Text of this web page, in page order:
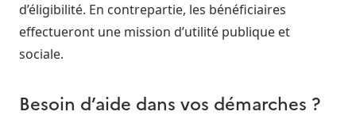
d’éligibilité. En contrepartie, les bénéficiaires
effectueront une mission d’utilité publique et
sociale.
Besoin d’aide dans vos démarches ?